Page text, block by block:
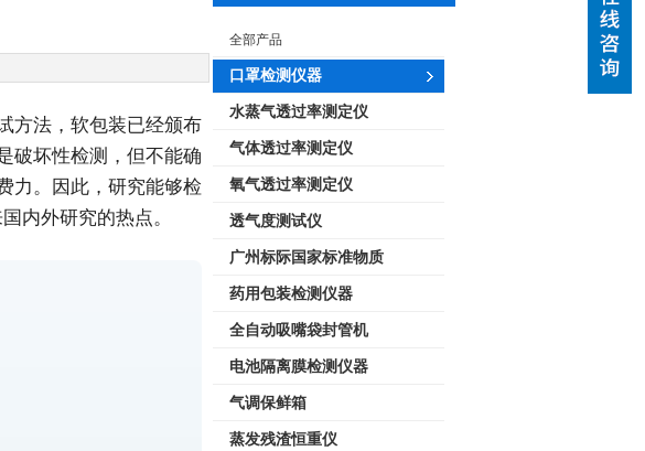
方法，软包装已经颁布
破坏性检测，但不能确
力。因此，研究能够检
内外研究的热点。
全部产品
口罩检测仪器
水蒸气透过率测定仪
气体透过率测定仪
氧气透过率测定仪
透气度测试仪
广州标际国家标准物质
药用包装检测仪器
全自动吸嘴袋封管机
电池隔离膜检测仪器
气调保鲜箱
蒸发残渣恒重仪